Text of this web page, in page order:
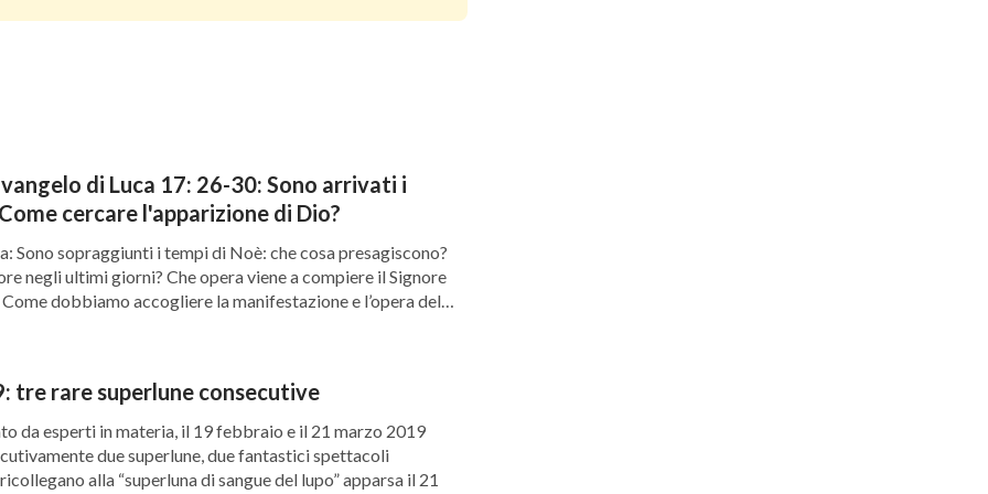
di Dio, e invece lo condanna ciecamente,
e moriranno tra gli spasimi della loro
delle comunità religiose sono sospettose
a noi? Perché Egli Si nasconde da noi?
“Quando verrò in segreto a svolgere la Mia
Che cosa ha detto Dio? “Che se tu non
quale ora verrò su di te
che “lo sposo è arrivato; il Signore è
né accettiamo l’opera di Dio degli ultimi
nella nostra punizione, non possiamo
di Luca 17: 26-30: Sono arrivati i
cercare l'apparizione di Dio?
Sono sopraggiunti i tempi di Noè: che cosa presagiscono?
negli ultimi giorni? Che opera viene a compiere il Signore
dobbiamo accogliere la manifestazione e l’opera del
tre rare superlune consecutive
da esperti in materia, il 19 febbraio e il 21 marzo 2019
due superlune, due fantastici spettacoli
alla “superluna di sangue del lupo” apparsa il 21